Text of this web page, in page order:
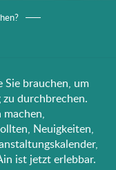
brauchen, um
zu durchbrechen.
machen,
Neuigkeiten,
ist jetzt erlebbar.